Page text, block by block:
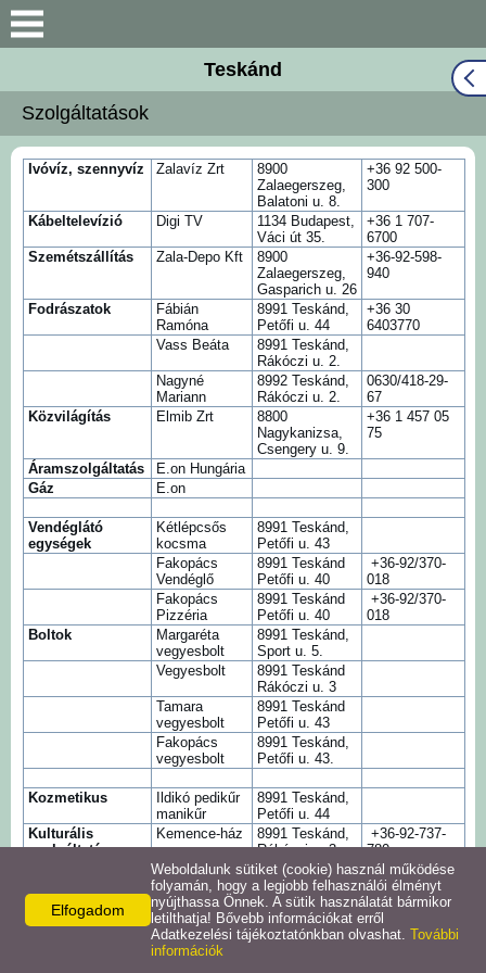
Keresés
Közös Önkormányzati
Hivatal
Naptár
Választási információk
Hírek
Önkormányzat
Intézmények
Galéria
Helyi vállalkozások
Helyi kiadványok
Teskánd
Szolgáltatások
Ivóvíz, szennyvíz Zalavíz Zrt
8900
Zalaegerszeg,
Balatoni u. 8.
+36 92 500-
300
Kábeltelevízió Digi TV
1134 Budapest,
Váci út 35.
+36 1 707-
6700
Szemétszállítás
Zala-Depo Kft
8900
Zalaegerszeg,
Gasparich u. 26
+36-92-598-
940
Fodrászatok
Fábián
Ramóna
8991 Teskánd,
Petőfi u. 44
+36 30
6403770
Vass Beáta
8991 Teskánd,
Rákóczi u. 2.
Nagyné
Mariann
8992 Teskánd,
Rákóczi u. 2.
0630/418-29-
67
Közvilágítás
Elmib Zrt
8800
Nagykanizsa,
Csengery u. 9.
+36 1 457 05
75
Áramszolgáltatás
E.on Hungária
Gáz
E.on
Vendéglátó
egységek
Kétlépcsős
kocsma
8991 Teskánd,
Petőfi u. 43
Fakopács
Vendéglő
8991 Teskánd
Petőfi u. 40
+36-92/370-
018
Fakopács
Pizzéria
8991 Teskánd
Petőfi u. 40
+36-92/370-
018
Boltok
Margaréta
vegyesbolt
8991 Teskánd,
Sport u. 5.
Vegyesbolt
8991 Teskánd
Rákóczi u. 3
Tamara
vegyesbolt
8991 Teskánd
Petőfi u. 43
Fakopács
vegyesbolt
8991 Teskánd,
Petőfi u. 43.
Kozmetikus
Ildikó pedikűr
manikűr
8991 Teskánd,
Petőfi u. 44
Kulturális
szolgáltatás.
Kemence-ház
8991 Teskánd,
Rákóczi u. 3.
+36-92-737-
780
Facebook X
Elfogadom
Weboldalunk sütiket (cookie) használ működése
folyamán, hogy a legjobb felhasználói élményt
nyújthassa Önnek. A sütik használatát bármikor
letilthatja! Bővebb információkat erről
Adatkezelési tájékoztatónkban olvashat. További
információk